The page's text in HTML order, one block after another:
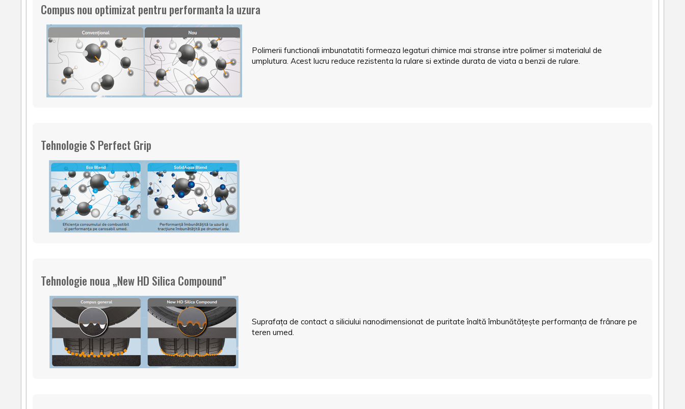
Compus nou optimizat pentru performanta la uzura
Polimerii functionali imbunatatiti formeaza legaturi chimice mai stranse intre polimer si materialul de
umplutura. Acest lucru reduce rezistenta la rulare si extinde durata de viata a benzii de rulare.
Tehnologie S Perfect Grip
Tehnologie noua „New HD Silica Compound”
Suprafața de contact a siliciului nanodimensionat de puritate înaltă îmbunătățește performanța de frânare pe
teren umed.